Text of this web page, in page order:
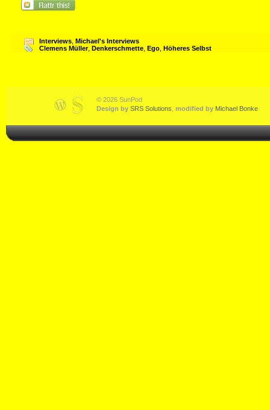
Interviews Michael's Interviews
Clemens Müller, Denkerschmette Ego Höheres Selbst
© 2026 SunPod
Design by SRS Solutions modified by Michael Bonke